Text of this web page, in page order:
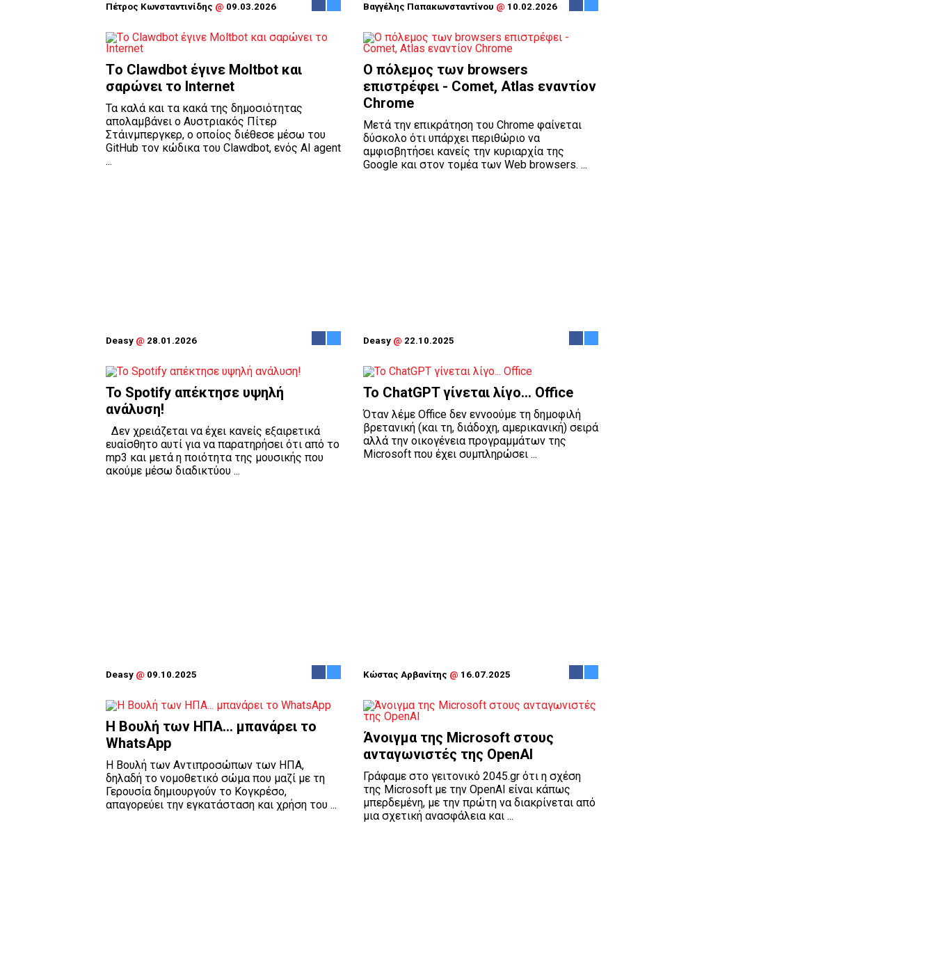
Πέτρος Κωνσταντινίδης @ 09.03.2026 Βαγγέλης Παπακωνσταντίνου @ 10.02.2026
Tο Clawdbot έγινε Moltbot και
σαρώνει το Internet
Τα καλά και τα κακά της δημοσιότητας
απολαμβάνει ο Αυστριακός Πίτερ
Στάινμπεργκερ, ο οποίος διέθεσε μέσω του
GitHub τον κώδικα του Clawdbot, ενός ΑΙ agent
...
Deasy @ 28.01.2026
Ο πόλεμος των browsers
επιστρέφει - Comet, Atlas εναντίον
Chrome
Μετά την επικράτηση του Chrome φαίνεται
δύσκολο ότι υπάρχει περιθώριο να
αμφισβητήσει κανείς την κυριαρχία της
Google και στον τομέα των Web browsers. ...
Deasy @ 22.10.2025
Το Spotify απέκτησε υψηλή
ανάλυση!
Δεν χρειάζεται να έχει κανείς εξαιρετικά
ευαίσθητο αυτί για να παρατηρήσει ότι από το
mp3 και μετά η ποιότητα της μουσικής που
ακούμε μέσω διαδικτύου ...
Deasy @ 09.10.2025
Το ChatGPT γίνεται λίγο... Office
Όταν λέμε Office δεν εννοούμε τη δημοφιλή
βρετανική (και τη, διάδοχη, αμερικανική) σειρά
αλλά την οικογένεια προγραμμάτων της
Microsoft που έχει συμπληρώσει ...
Κώστας Αρβανίτης @ 16.07.2025
Η Βουλή των ΗΠΑ... μπανάρει το
WhatsApp
Η Βουλή των Αντιπροσώπων των ΗΠΑ,
δηλαδή το νομοθετικό σώμα που μαζί με τη
Γερουσία δημιουργούν το Κογκρέσο,
απαγορεύει την εγκατάσταση και χρήση του ...
Άνοιγμα της Microsoft στους
ανταγωνιστές της OpenAI
Γράφαμε στο γειτονικό 2045.gr ότι η σχέση
της Microsoft με την OpenAI είναι κάπως
μπερδεμένη, με την πρώτη να διακρίνεται από
μια σχετική ανασφάλεια και ...